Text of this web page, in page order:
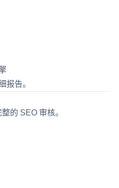
报告。
的 SEO 审核。